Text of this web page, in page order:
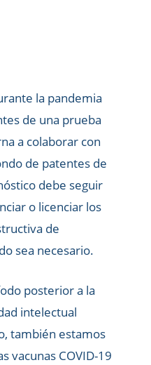
la pandemia
de una prueba
a colaborar con
de patentes de
debe seguir
o licenciar los
de
sea necesario.
posterior a la
intelectual
también estamos
vacunas COVID-19